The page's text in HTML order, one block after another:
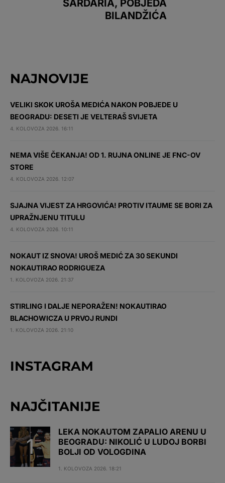
SARDARIA, POBJEDA
BILANDŽIĆA
NAJNOVIJE
VELIKI SKOK UROŠA MEDIĆA NAKON POBJEDE U
BEOGRADU: DESETI JE VELTERAŠ SVIJETA
4. KOLOVOZA 2026. 16:11
NEMA VIŠE ČEKANJA! OD 1. RUJNA ONLINE JE FNC-OV
STORE
4. KOLOVOZA 2026. 12:07
SJAJNA VIJEST ZA HRGOVIĆA! PROTIV ITAUME SE BORI ZA
UPRAŽNJENU TITULU
4. KOLOVOZA 2026. 10:11
NOKAUT IZ SNOVA! UROŠ MEDIĆ ZA 30 SEKUNDI
NOKAUTIRAO RODRIGUEZA
1. KOLOVOZA 2026. 21:37
STIRLING I DALJE NEPORAŽEN! NOKAUTIRAO
BLACHOWICZA U PRVOJ RUNDI
1. KOLOVOZA 2026. 21:10
INSTAGRAM
NAJČITANIJE
LEKA NOKAUTOM ZAPALIO ARENU U
BEOGRADU: NIKOLIĆ U LUDOJ BORBI
BOLJI OD VOLOGDINA
1. KOLOVOZA 2026. 18:21